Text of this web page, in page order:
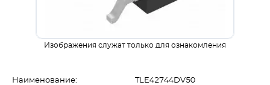
Изображения служат только для ознакомления
Наименование: TLE42744DV50